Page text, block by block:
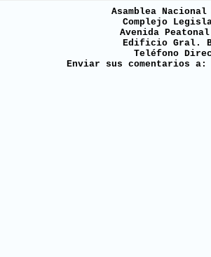
Asamblea
Complejo
Avenida
Edificio Gral.
Teléfono
Enviar sus comentarios